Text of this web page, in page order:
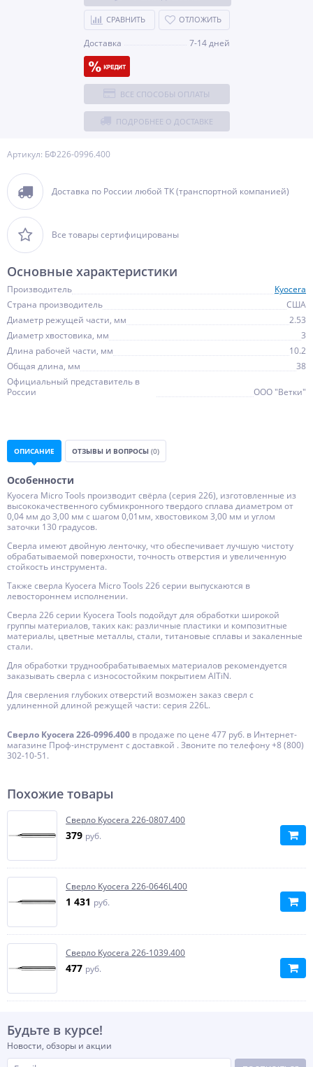
Артикул: БФ226-0996.400
Доставка по России любой ТК (транспортной компанией)
Все товары сертифицированы
СРАВНИТЬ ОТЛОЖИТЬ
Доставка 7-14 дней
ВСЕ СПОСОБЫ ОПЛАТЫ
ПОДРОБНЕЕ О ДОСТАВКЕ
Основные характеристики
Производитель
Kyocera
Страна производитель
США
Диаметр режущей части, мм
2.53
Диаметр хвостовика, мм
3
Длина рабочей части, мм
10.2
Общая длина, мм
38
Официальный представитель в
России
ООО "Ветки"
ОПИСАНИЕ ОТЗЫВЫ И ВОПРОСЫ (0)
Особенности
Kyocera Micro Tools производит свёрла (серия 226), изготовленные из
высококачественного субмикронного твердого сплава диаметром от
0,04 мм до 3,00 мм с шагом 0,01мм, хвостовиком 3,00 мм и углом
заточки 130 градусов.
Сверла имеют двойную ленточку, что обеспечивает лучшую чистоту
обрабатываемой поверхности, точность отверстия и увеличенную
стойкость инструмента.
Также сверла Kyocera Micro Tools 226 серии выпускаются в
левостороннем исполнении.
Сверла 226 серии Kyocera Tools подойдут для обработки широкой
группы материалов, таких как: различные пластики и композитные
материалы, цветные металлы, стали, титановые сплавы и закаленные
стали.
Для обработки труднообрабатываемых материалов рекомендуется
заказывать сверла с износостойким покрытием AlTiN.
Для сверления глубоких отверстий возможен заказ сверл с
удлиненной длиной режущей части: серия 226L.
Сверло Kyocera 226-0996.400 в продаже по цене 477 руб. в Интернет-
магазине Проф-инструмент с доставкой . Звоните по телефону +8 (800)
302-10-51.
Похожие товары
Сверло Kyocera 226-0807.400
379 руб.
Сверло Kyocera 226-0646L400
1 431 руб.
Сверло Kyocera 226-1039.400
477 руб.
Будьте в курсе!
Новости, обзоры и акции